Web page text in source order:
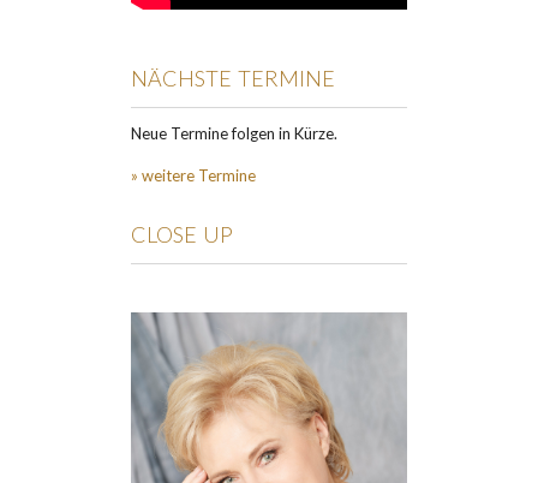
NÄCHSTE TERMINE
Neue Termine folgen in Kürze.
» weitere Termine
CLOSE UP